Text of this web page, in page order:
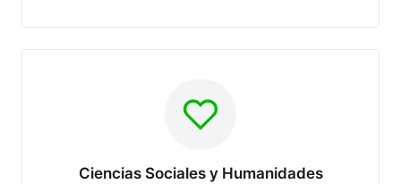
Ciencias Sociales y Humanidades